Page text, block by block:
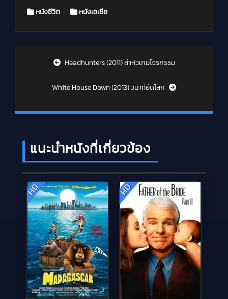
Posted in
หนังชีวิต หนังเอเชีย
Post navigationHeadhunters (2011) ล่าหัวเกมโจรกรรม
White House Down (2013) วินาทียึดโลก
แนะนำหนังที่เกี่ยวข้อง
HD HD